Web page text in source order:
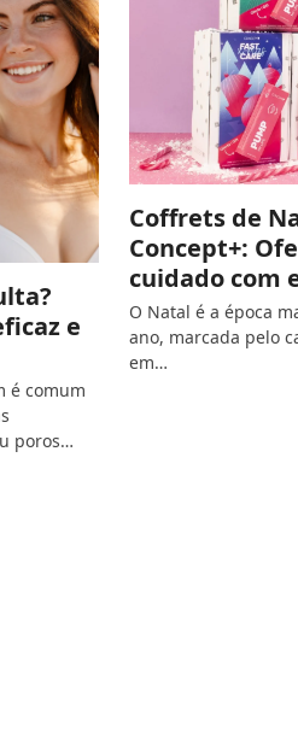
e
é comum
poros…
Coffrets de
Concept+:
cuidado com
O Natal é a época
ano, marcada pelo
em…